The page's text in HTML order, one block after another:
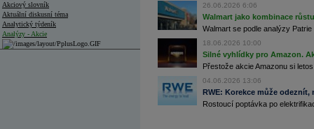
Akciový slovník
Aktuální diskusní téma
Analytický týdeník
Analýzy - Akcie
26.06.2026 6:06
Walmart jako kombinace
Walmart se podle analýzy
18.06.2026 10:00
Silné vyhlídky pro Amazon.
Přestože akcie Amazonu si
04.06.2026 13:06
RWE: Korekce může
Rostoucí poptávka po